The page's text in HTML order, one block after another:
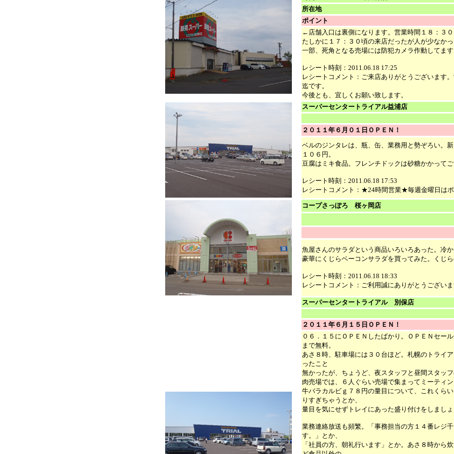
所在地
ポイント
←店舗入口は裏側になります。営業時間１８：３
たしかに１７：３０頃の来店だったが人が少なか
一部、死角となる売場には防犯カメラ作動してま
レシート時刻：2011.06.18 17:25
レシートコメント：ご来店ありがとうございます
迄です。
今後とも、宜しくお願い致します。
スーパーセンタートライアル益浦店
２０１１年６月０１日ＯＰＥＮ！
ベルのジンタレは、瓶、缶、業務用と勢ぞろい。
１０６円。
豆腐はミキ食品。フレンチドックは砂糖かかって
レシート時刻：2011.06.18 17:53
レシートコメント：★24時間営業★毎週金曜日は
コープさっぽろ 桜ヶ岡店
魚屋さんのサラダという商品いろいろあった。冷
豪華にくじらベーコンサラダを買ってみた。くじ
レシート時刻：2011.06.18 18:33
レシートコメント：ご利用誠にありがとうござい
スーパーセンタートライアル 別保店
２０１１年６月１５日ＯＰＥＮ！
０６．１５にＯＰＥＮしたばかり。ＯＰＥＮセー
まで無料。
あさ８時、駐車場には３０台ほど。札幌のトライ
ったこと
無かったが、ちょうど、夜スタッフと昼間スタッ
肉売場では、６人ぐらい売場で集まってミーティ
牛バラカルビｇ７８円の量目について、これくら
りすぎちゃうとか、
量目を気にせずトレイにあった盛り付けをしまし
業務連絡放送も頻繁。「事務担当の方１４番レジ
す。」とか、
「社員の方、朝礼行います」とか。あさ８時から